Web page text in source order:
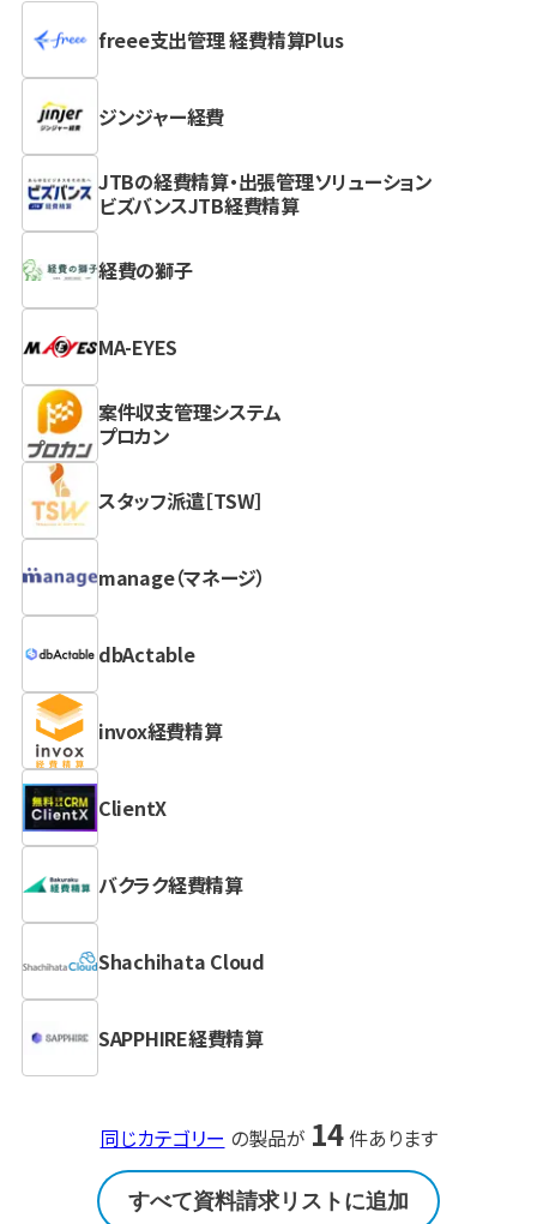
freee支出管理 経費精算Plus
ジンジャー経費
JTBの経費精算・出張管理ソリューション
ビズバンスJTB経費精算
経費の獅子
MA-EYES
案件収支管理システム
プロカン
スタッフ派遣［TSW］
manage（マネージ）
dbActable
invox経費精算
ClientX
バクラク経費精算
Shachihata Cloud
SAPPHIRE経費精算
同じカテゴリー の製品が 14件あります
すべて資料請求リストに追加